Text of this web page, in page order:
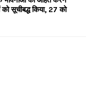
सूचीबद्ध किया, 27 को